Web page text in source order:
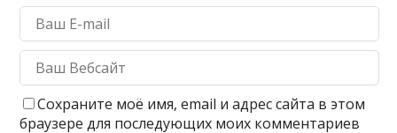
Сохраните моё имя, email и адрес сайта в этом
браузере для последующих моих комментариев